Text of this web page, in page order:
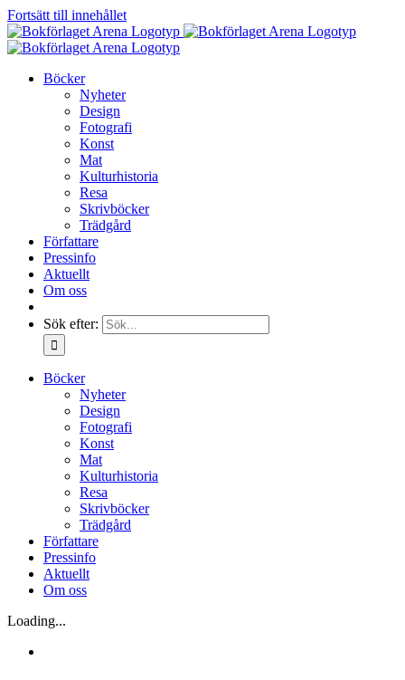
Fortsätt till innehållet
Böcker
Nyheter
Design
Fotografi
Konst
Mat
Kulturhistoria
Resa
Skrivböcker
Trädgård
Författare
Pressinfo
Aktuellt
Om oss
Sök efter:
Böcker
Nyheter
Design
Fotografi
Konst
Mat
Kulturhistoria
Resa
Skrivböcker
Trädgård
Författare
Pressinfo
Aktuellt
Om oss
Loading...